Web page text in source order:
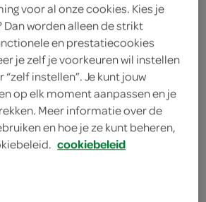
voor onderweg of bij de koffie
chocolade
delen
voor al onze cookies. Kies je
Dan worden alleen de strikt
en prestatiecookies
je zelf je voorkeuren wil instellen
“zelf instellen”. Je kunt jouw
op elk moment aanpassen en je
Meer informatie over de
en hoe je ze kunt beheren,
cookiebeleid